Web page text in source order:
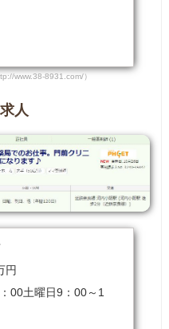
www.38-8931.com/）
人
円
00土曜日9：00～1